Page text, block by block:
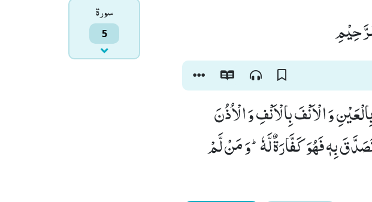
سورۃ
5
وَ الْاَنْفَ بِالْاَنْفِ وَ الْاُذُنَ
بِهٖ فَهُوَ كَفَّارَةٌ لَّهٗؕ-وَ مَنْ لَّمْ